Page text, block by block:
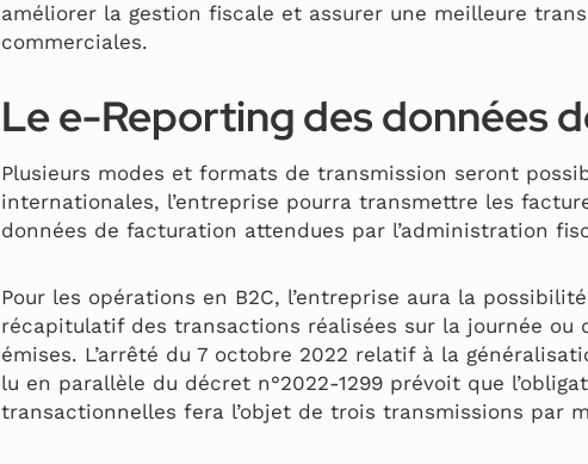
améliorer la gestion fiscale et assurer une meilleure
commerciales.
Le e-Reporting des données
Plusieurs modes et formats de transmission seront
internationales, l’entreprise pourra transmettre les
données de facturation attendues par l’administration
Pour les opérations en B2C, l’entreprise aura la
récapitulatif des transactions réalisées sur la journée ou
émises. L’arrêté du 7 octobre 2022 relatif à la
lu en parallèle du décret n°2022-1299 prévoit que
transactionnelles fera l’objet de trois transmissions par